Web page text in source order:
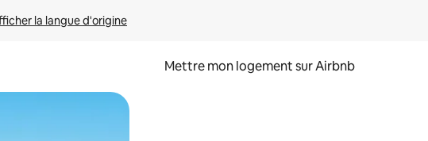
la langue d'origine
Mettre mon logement sur Airbnb